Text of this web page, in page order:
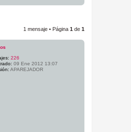
1 mensaje • Página 1 de 1
226
09 Ene 2012 13:07
APAREJADOR